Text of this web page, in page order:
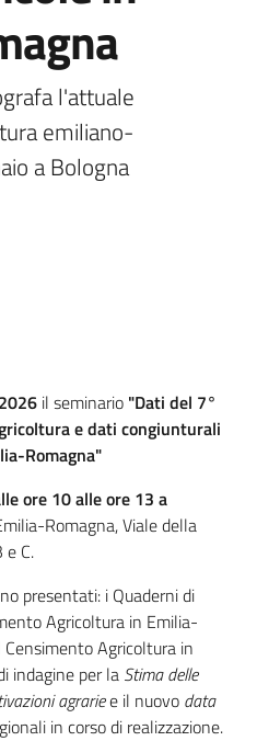
l'attuale
emiliano-
a Bologna
il seminario "Dati del 7°
e dati congiunturali
Romagna"
ore 10 alle ore 13 a
Romagna, Viale della
e C.
presentati: i Quaderni di
Agricoltura in Emilia-
Agricoltura in
indagine per la Stima delle
agrariee il nuovo data
in corso di realizzazione.